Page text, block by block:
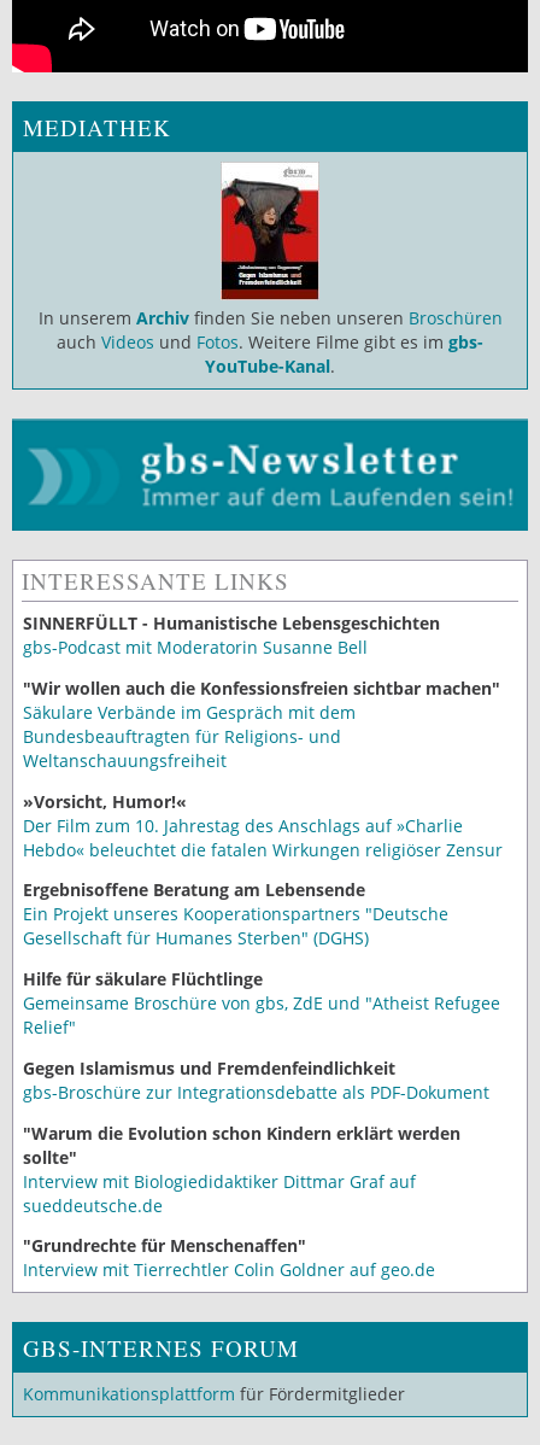
MEDIATHEK
In unserem Archiv finden Sie neben unseren Broschüren
auch Videos und Fotos. Weitere Filme gibt es im gbs-
YouTube-Kanal.
INTERESSANTE LINKS
SINNERFÜLLT - Humanistische Lebensgeschichten
gbs-Podcast mit Moderatorin Susanne Bell
"Wir wollen auch die Konfessionsfreien sichtbar machen"
Säkulare Verbände im Gespräch mit dem
Bundesbeauftragten für Religions- und
Weltanschauungsfreiheit
»Vorsicht, Humor!«
Der Film zum 10. Jahrestag des Anschlags auf »Charlie
Hebdo« beleuchtet die fatalen Wirkungen religiöser Zensur
Ergebnisoffene Beratung am Lebensende
Ein Projekt unseres Kooperationspartners "Deutsche
Gesellschaft für Humanes Sterben" (DGHS)
Hilfe für säkulare Flüchtlinge
Gemeinsame Broschüre von gbs, ZdE und "Atheist Refugee
Relief"
Gegen Islamismus und Fremdenfeindlichkeit
gbs-Broschüre zur Integrationsdebatte als PDF-Dokument
"Warum die Evolution schon Kindern erklärt werden
sollte"
Interview mit Biologiedidaktiker Dittmar Graf auf
sueddeutsche.de
"Grundrechte für Menschenaffen"
Interview mit Tierrechtler Colin Goldner auf geo.de
GBS-INTERNES FORUM
Kommunikationsplattform für Fördermitglieder